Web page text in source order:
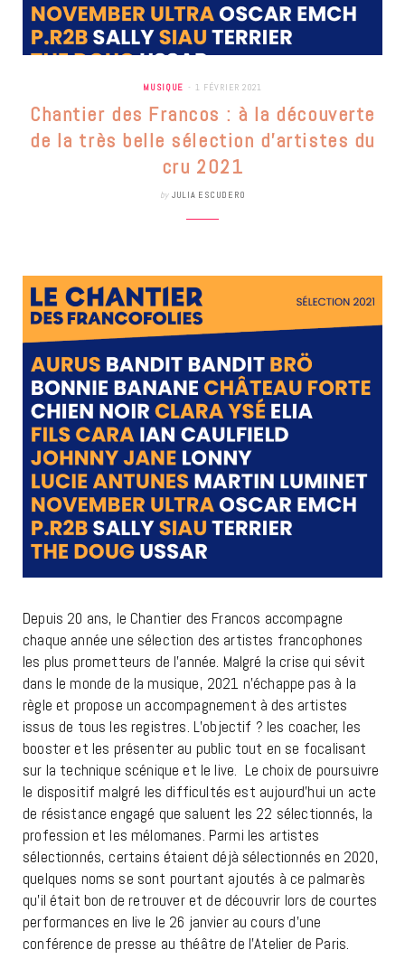
MUSIQUE 1 FÉVRIER 2021
Chantier des Francos : à la découverte
de la très belle sélection d’artistes du
cru 2021
by JULIA ESCUDERO
Depuis 20 ans, le Chantier des Francos accompagne
chaque année une sélection des artistes francophones
les plus prometteurs de l’année. Malgré la crise qui sévit
dans le monde de la musique, 2021 n’échappe pas à la
règle et propose un accompagnement à des artistes
issus de tous les registres. L’objectif ? les coacher, les
booster et les présenter au public tout en se focalisant
sur la technique scénique et le live. Le choix de poursuivre
le dispositif malgré les difficultés est aujourd’hui un acte
de résistance engagé que saluent les 22 sélectionnés, la
profession et les mélomanes. Parmi les artistes
sélectionnés, certains étaient déjà sélectionnés en 2020,
quelques noms se sont pourtant ajoutés à ce palmarès
qu’il était bon de retrouver et de découvrir lors de courtes
performances en live le 26 janvier au cours d’une
conférence de presse au théâtre de l’Atelier de Paris.